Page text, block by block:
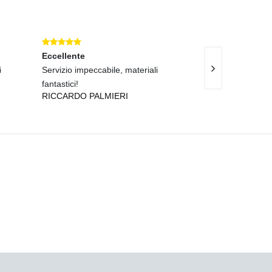
Eccellente
Servizio impeccabile, materiali
fantastici!
RICCARDO PALMIERI
Prodotti